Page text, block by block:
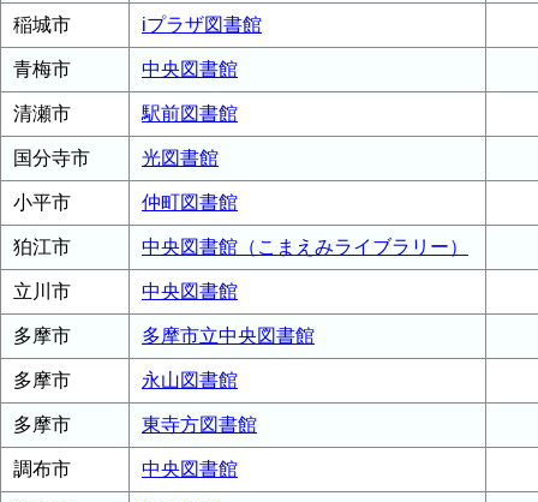
稲城市 iプラザ図書館
青梅市 中央図書館
清瀬市 駅前図書館
国分寺市 光図書館
小平市 仲町図書館
狛江市 中央図書館（こまえみライブラリー）
立川市 中央図書館
多摩市 多摩市立中央図書館
多摩市 永山図書館
多摩市 東寺方図書館
調布市 中央図書館